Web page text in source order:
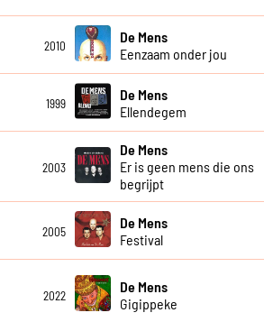
2010
De Mens
Eenzaam onder jou
1999
De Mens
Ellendegem
2003
De Mens
Er is geen mens die ons
begrijpt
2005
De Mens
Festival
2022
De Mens
Gigippeke